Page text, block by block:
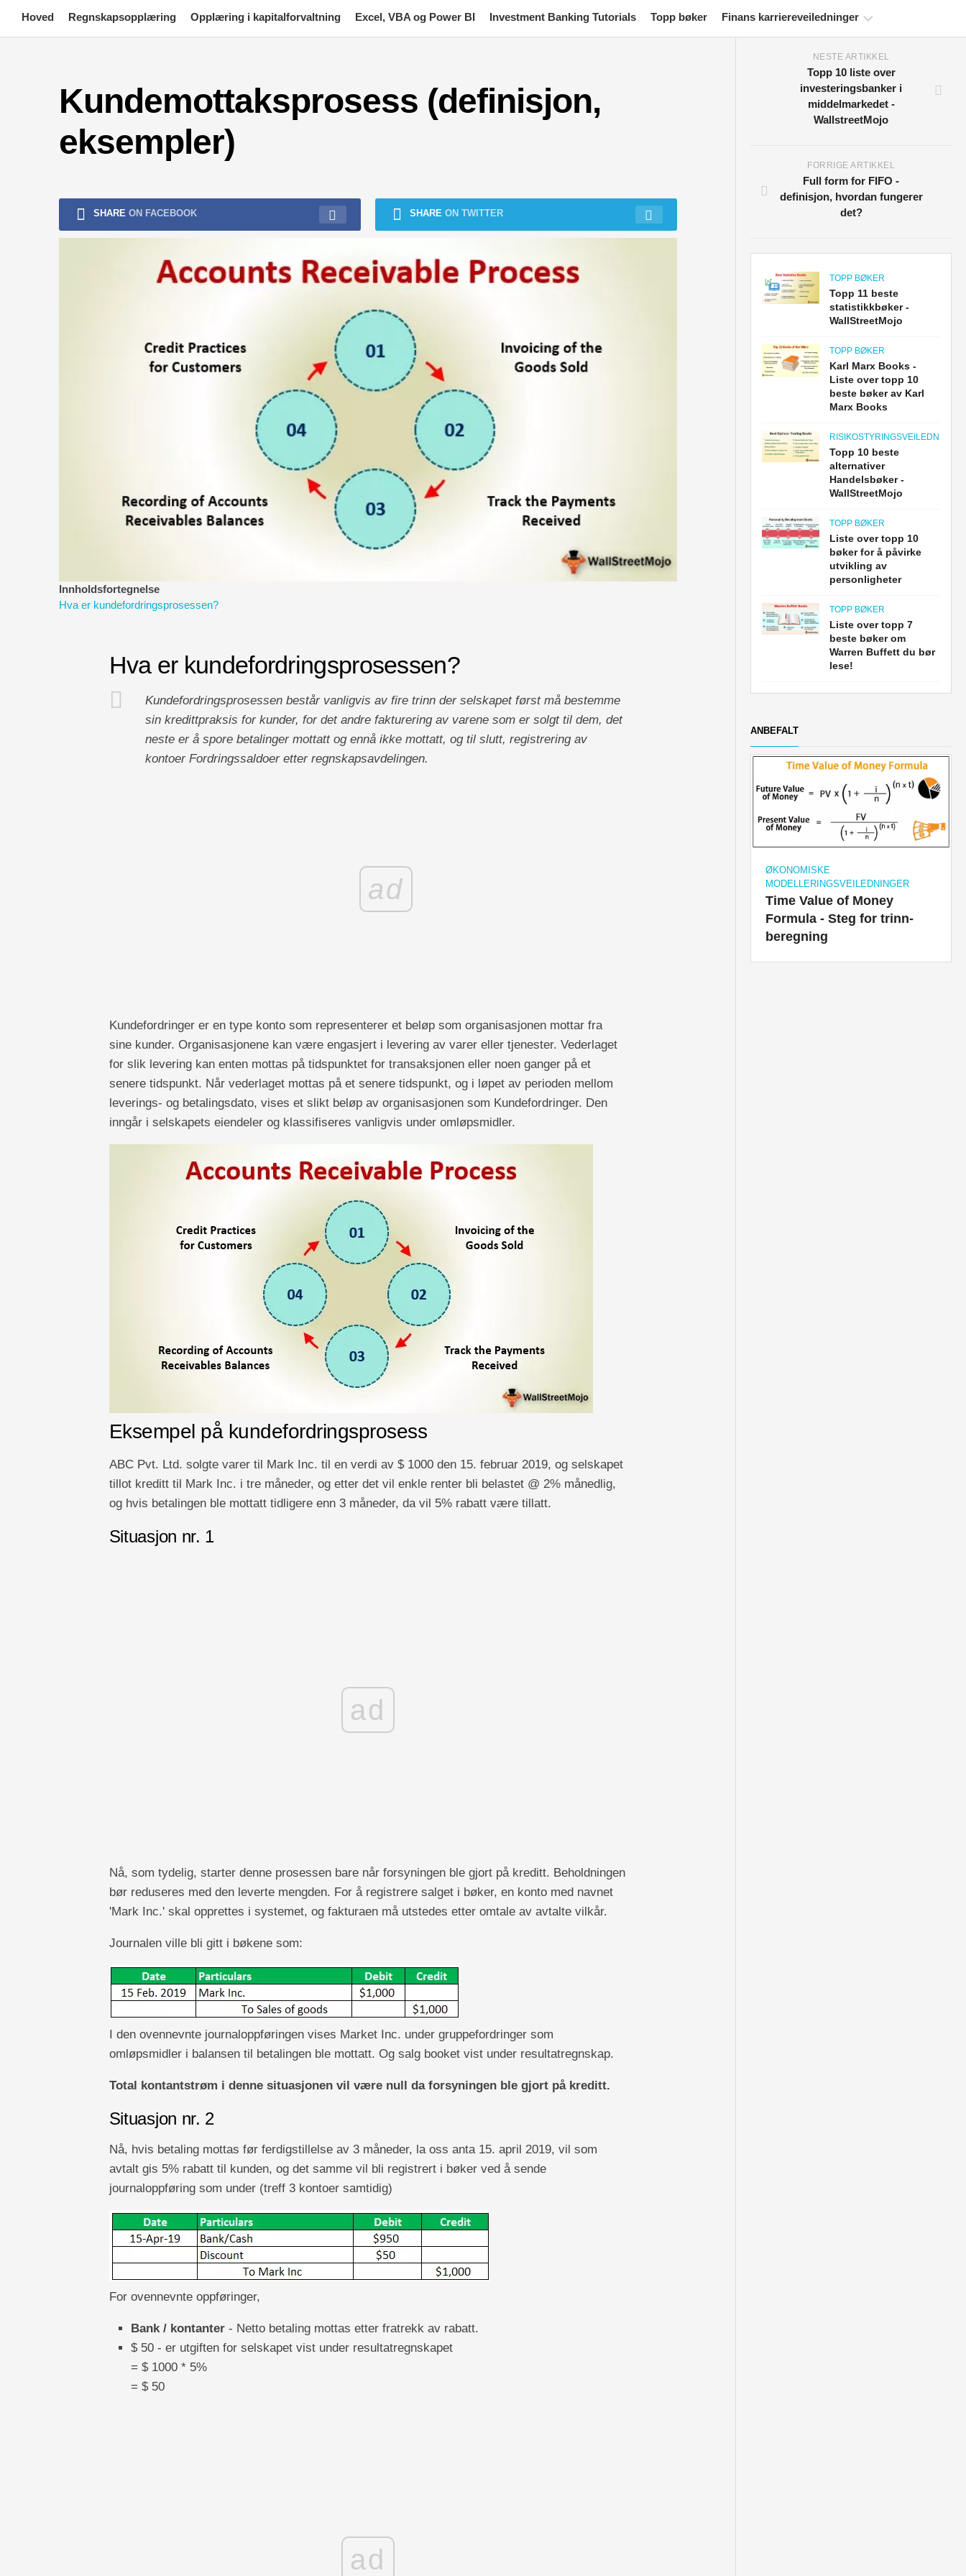
content
Hoved Regnskapsopplæring Opplæring i kapitalforvaltning Excel, VBA og Power BI Investment Banking Tutorials Topp bøker Finans karriereveiledninger
økonomisertifisering
Risikostyringsveiledninger
Kundemottaksprosess (definisjon,
eksempler)
SHARE ON FACEBOOK SHARE ON TWITTER
Innholdsfortegnelse
Hva er kundefordringsprosessen?
Hva er kundefordringsprosessen?
Kundefordringsprosessen består vanligvis av fire trinn der selskapet først må bestemme
sin kredittpraksis for kunder, for det andre fakturering av varene som er solgt til dem, det
neste er å spore betalinger mottatt og ennå ikke mottatt, og til slutt, registrering av
kontoer Fordringssaldoer etter regnskapsavdelingen.
ad
Kundefordringer er en type konto som representerer et beløp som organisasjonen mottar fra
sine kunder. Organisasjonene kan være engasjert i levering av varer eller tjenester. Vederlaget
for slik levering kan enten mottas på tidspunktet for transaksjonen eller noen ganger på et
senere tidspunkt. Når vederlaget mottas på et senere tidspunkt, og i løpet av perioden mellom
leverings- og betalingsdato, vises et slikt beløp av organisasjonen som Kundefordringer. Den
inngår i selskapets eiendeler og klassifiseres vanligvis under omløpsmidler.
Eksempel på kundefordringsprosess
ABC Pvt. Ltd. solgte varer til Mark Inc. til en verdi av $ 1000 den 15. februar 2019, og selskapet
tillot kreditt til Mark Inc. i tre måneder, og etter det vil enkle renter bli belastet @ 2% månedlig,
og hvis betalingen ble mottatt tidligere enn 3 måneder, da vil 5% rabatt være tillatt.
Situasjon nr. 1
ad
Nå, som tydelig, starter denne prosessen bare når forsyningen ble gjort på kreditt. Beholdningen
bør reduseres med den leverte mengden. For å registrere salget i bøker, en konto med navnet
'Mark Inc.' skal opprettes i systemet, og fakturaen må utstedes etter omtale av avtalte vilkår.
Journalen ville bli gitt i bøkene som:
I den ovennevnte journaloppføringen vises Market Inc. under gruppefordringer som
omløpsmidler i balansen til betalingen ble mottatt. Og salg booket vist under resultatregnskap.
Total kontantstrøm i denne situasjonen vil være null da forsyningen ble gjort på kreditt.
Situasjon nr. 2
Nå, hvis betaling mottas før ferdigstillelse av 3 måneder, la oss anta 15. april 2019, vil som
avtalt gis 5% rabatt til kunden, og det samme vil bli registrert i bøker ved å sende
journaloppføring som under (treff 3 kontoer samtidig)
For ovennevnte oppføringer,
Bank / kontanter- Netto betaling mottas etter fratrekk av rabatt.
$ 50 - er utgiften for selskapet vist under resultatregnskapet
= $ 1000 * 5%
= $ 50
ad
NESTE ARTIKKEL
Topp 10 liste over
investeringsbanker i
middelmarkedet -
WallstreetMojo
FORRIGE ARTIKKEL
Full form for FIFO -
definisjon, hvordan fungerer
det?
TOPP BØKER
Topp 11 beste
statistikkbøker -
WallStreetMojo
TOPP BØKER
Karl Marx Books -
Liste over topp 10
beste bøker av Karl
Marx Books
Topp 10 beste
alternativer
Handelsbøker -
WallStreetMojo
TOPP BØKER
Liste over topp 10
bøker for å påvirke
utvikling av
personligheter
TOPP BØKER
Liste over topp 7
beste bøker om
Warren Buffett du bør
lese!
ANBEFALT
ØKONOMISKE
MODELLERINGSVEILEDNINGER
Time Value of Money
Formula - Steg for trinn-
beregning